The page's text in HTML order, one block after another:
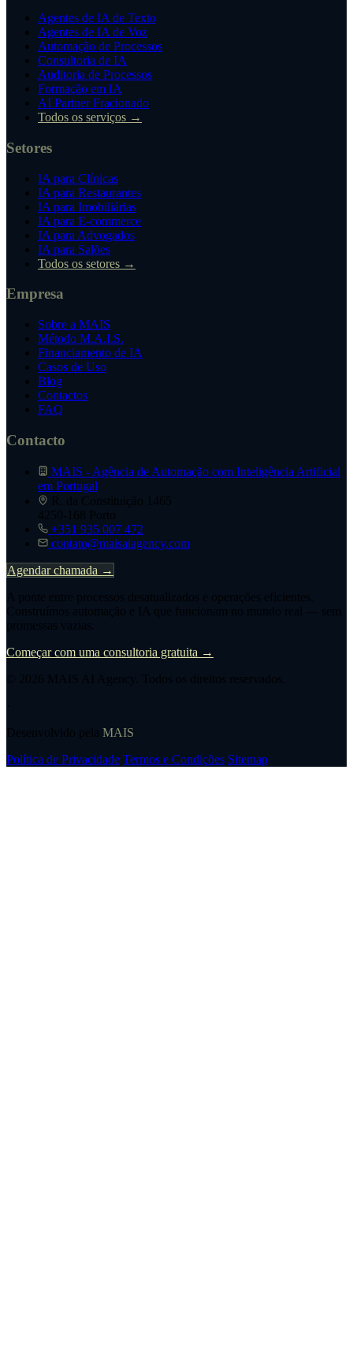
Agentes de IA de Texto
Agentes de IA de Voz
Automação de Processos
Consultoria de IA
Auditoria de Processos
Formação em IA
AI Partner Fracionado
Todos os serviços →
Setores
IA para Clínicas
IA para Restaurantes
IA para Imobiliárias
IA para E-commerce
IA para Advogados
IA para Salões
Todos os setores →
Empresa
Sobre a MAIS
Método M.A.I.S.
Financiamento de IA
Casos de Uso
Blog
Contactos
FAQ
Contacto
MAIS - Agência de Automação com Inteligência Artificial
em Portugal
R. da Constituição 1465
4250-168 Porto
+351 935 007 472
contato@maisaiagency.com
Agendar chamada →
A ponte entre processos desatualizados e operações eficientes.
Construímos automação e IA que funcionam no mundo real — sem
promessas vazias.
Começar com uma consultoria gratuita →
© 2026 MAIS AI Agency
. Todos os direitos reservados.
·
Desenvolvido pela MAIS
Política de Privacidade Termos e Condições Sitemap